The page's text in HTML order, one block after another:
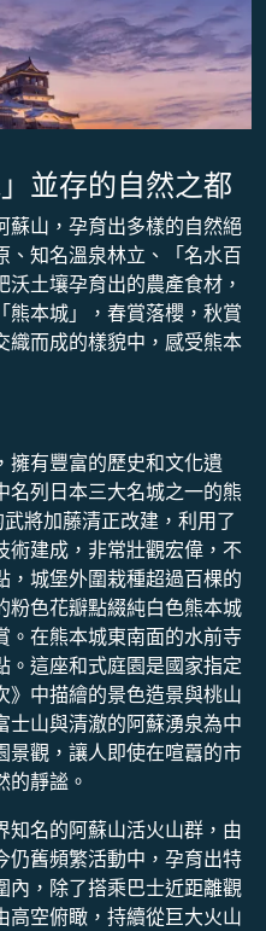
並存的自然之都
蘇山，孕育出多樣的自然絕
、知名溫泉林立、「名水百
土壤孕育出的農產食材，
熊本城」，春賞落櫻，秋賞
織而成的樣貌中，感受熊本
擁有豐富的歷史和文化遺
名列日本三大名城之一的熊
將加藤清正改建，利用了
術建成，非常壯觀宏偉，不
，城堡外圍栽種超過百棵的
粉色花瓣點綴純白色熊本城
。在熊本城東南面的水前寺
。這座和式庭園是國家指定
》中描繪的景色造景與桃山
士山與清澈的阿蘇湧泉為中
景觀，讓人即使在喧囂的市
的靜謐。
知名的阿蘇山活火山群，由
仍舊頻繁活動中，孕育出特
內，除了搭乘巴士近距離觀
高空俯瞰，持續從巨大火山